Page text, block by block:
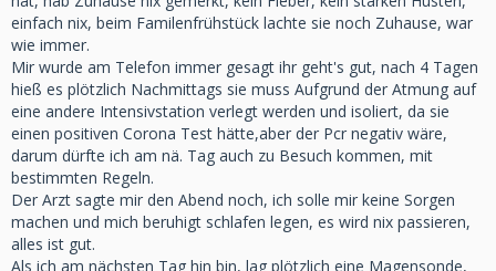
einfach nix, beim Familenfrühstück lachte sie noch Zuhause, war
wie immer.
Mir wurde am Telefon immer gesagt ihr geht's gut, nach 4 Tagen
hieß es plötzlich Nachmittags sie muss Aufgrund der Atmung auf
eine andere Intensivstation verlegt werden und isoliert, da sie
einen positiven Corona Test hätte,aber der Pcr negativ wäre,
darum dürfte ich am nä. Tag auch zu Besuch kommen, mit
bestimmten Regeln.
Der Arzt sagte mir den Abend noch, ich solle mir keine Sorgen
machen und mich beruhigt schlafen legen, es wird nix passieren,
alles ist gut.
Als ich am nächsten Tag hin bin, lag plötzlich eine Magensonde,